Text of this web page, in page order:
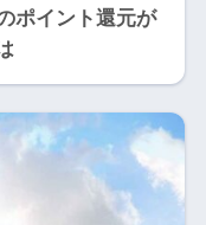
ポイント還元が